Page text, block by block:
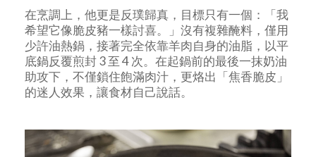
在烹調上，他更是反璞歸真，目標只有一個：「我
希望它像脆皮豬一樣討喜。」沒有複雜醃料，僅用
少許油熱鍋，接著完全依靠羊肉自身的油脂，以平
底鍋反覆煎封 3 至 4 次。在起鍋前的最後一抹奶油
助攻下，不僅鎖住飽滿肉汁，更烙出「焦香脆皮」
的迷人效果，讓食材自己說話。